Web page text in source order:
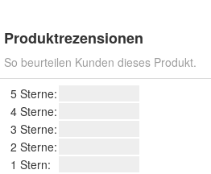
Produktrezensionen
So beurteilen Kunden dieses Produkt.
5 Sterne:
4 Sterne:
3 Sterne:
2 Sterne:
1 Stern: